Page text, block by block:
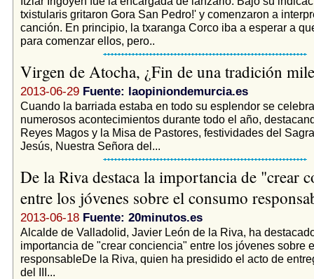
txistularis gritaron Gora San Pedro!' y comenzaron a
canción. En principio, la txaranga Corco iba a esperar a
para comenzar ellos, pero..
Virgen de Atocha, ¿Fin de una tradición
2013-06-29 Fuente: laopiniondemurcia.es
Cuando la barriada estaba en todo su esplendor se
numerosos acontecimientos durante todo el año,
Reyes Magos y la Misa de Pastores, festividades del
Jesús, Nuestra Señora del...
De la Riva destaca la importancia de "crear
entre los jóvenes sobre el consumo
2013-06-18 Fuente: 20minutos.es
Alcalde de Valladolid, Javier León de la Riva, ha
importancia de "crear conciencia" entre los jóvenes sobre
responsableDe la Riva, quien ha presidido el acto de
del III...